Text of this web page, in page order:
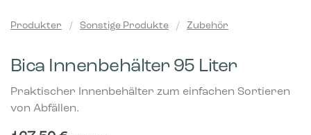
Produkter / Sonstige Produkte / Zubehör
Bica Innenbehälter 95 Liter
Praktischer Innenbehälter zum einfachen Sortieren
von Abfällen.